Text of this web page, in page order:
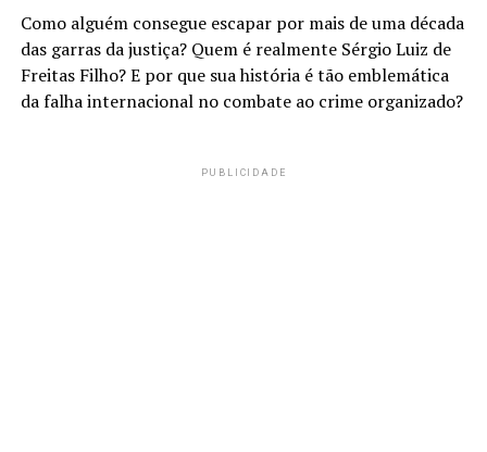
Como alguém consegue escapar por mais de uma década
das garras da justiça? Quem é realmente Sérgio Luiz de
Freitas Filho? E por que sua história é tão emblemática
da falha internacional no combate ao crime organizado?
PUBLICIDADE